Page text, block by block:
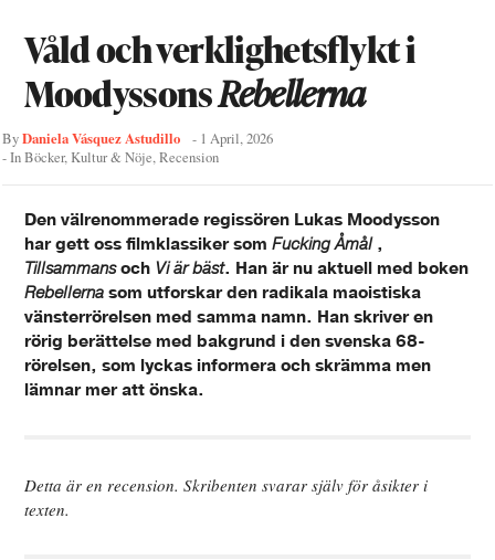
Våld och verklighetsflykt i
MoodyssonsRebellerna
ByDaniela Vásquez Astudillo - 1 April, 2026
- InBöcker, Kultur & Nöje,Recension
Den välrenommerade regissören Lukas Moodysson
har gett oss filmklassiker somFucking Åmål ,
Tillsammansoch Vi är bäst. Han är nu aktuell med boken
Rebellernasom utforskar den radikala maoistiska
vänsterrörelsen med samma namn. Han skriver en
rörig berättelse med bakgrund i den svenska 68-
rörelsen, som lyckas informera och skrämma men
lämnar mer att önska.
Detta är en recension. Skribenten svarar själv för åsikter i
texten.